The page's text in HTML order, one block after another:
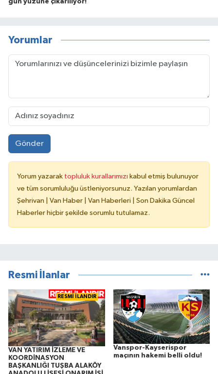
Yorumlar
Gönder
Yorum yazarak topluluk kurallarımızı kabul etmiş bulunuyor
ve tüm sorumluluğu üstleniyorsunuz. Yazılan yorumlardan
Şehrivan | Van Haber | Van Haberleri | Son Dakika Güncel
Haberler hiçbir şekilde sorumlu tutulamaz.
Resmi İlanlar
RESMİ İLANDIR
VAN YATIRIM İZLEME VE
KOORDİNASYON
BAŞKANLIĞI TUŞBA ALAKÖY
Vanspor-Kayserispor
maçının hakemi belli oldu!